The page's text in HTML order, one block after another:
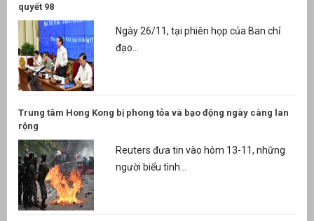
quyết 98
Ngày 26/11, tại phiên họp của Ban chỉ
đạo...
Trung tâm Hong Kong bị phong tỏa và bạo động ngày càng lan
rộng
Reuters đưa tin vào hôm 13-11, những
người biểu tình...